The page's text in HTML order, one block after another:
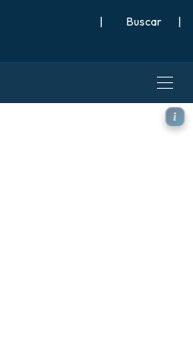
| |
Grecia,